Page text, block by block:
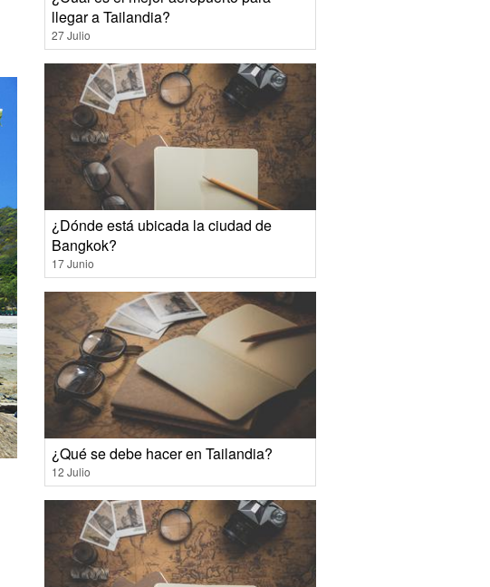
llegar a Tailandia?
27 Julio
¿Dónde está ubicada la ciudad de
Bangkok?
17 Junio
¿Qué se debe hacer en Tailandia?
12 Julio